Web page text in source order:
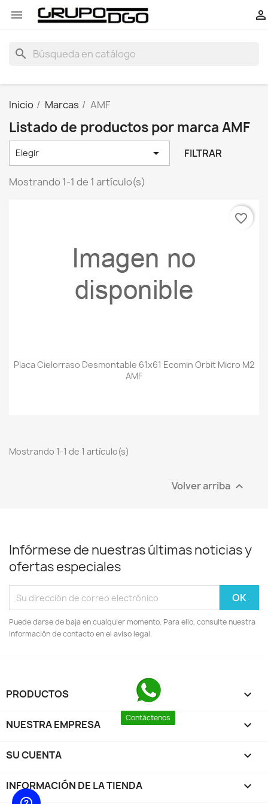
 
search
Inicio Marcas AMF
Listado de productos por marca AMF
Elegir  FILTRAR
Mostrando 1-1 de 1 artículo(s)
Placa Cielorraso Desmontable 61x61 Ecomin Orbit Micro M2
AMF
favorite_border
Mostrando 1-1 de 1 artículo(s)
Volver arriba 
Infórmese de nuestras últimas noticias y
ofertas especiales
Puede darse de baja en cualquier momento. Para ello, consulte nuestra
información de contacto en el aviso legal.
PRODUCTOS 
NUESTRA EMPRESA 
SU CUENTA 
INFORMACIÓN DE LA TIENDA keyboard_arrow_down
Contáctenos